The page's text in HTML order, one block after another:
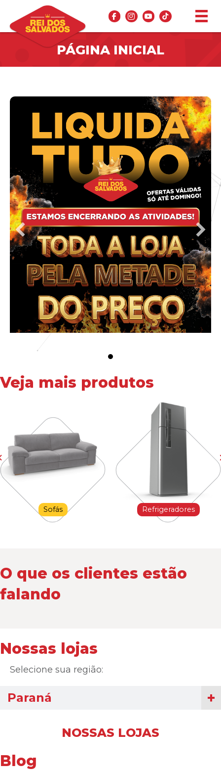
PÁGINA INICIAL
Veja mais produtos
Sofás Refrigeradores
O que os clientes estão
falando
Nossas lojas
Selecione sua região:
Paraná
NOSSAS LOJAS
Blog